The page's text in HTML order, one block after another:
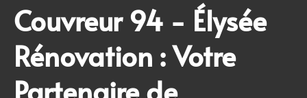
Couvreur 94 - Élysée
Rénovation : Votre